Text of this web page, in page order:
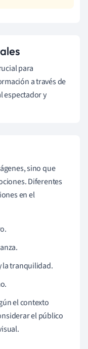
para
a través de
espectador y
sino que
Diferentes
en el
la tranquilidad.
el contexto
el público